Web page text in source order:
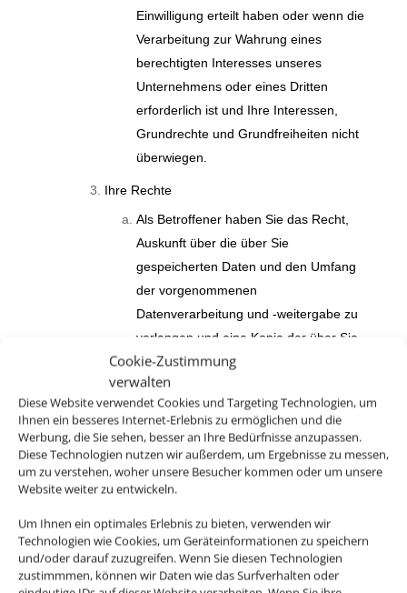
Cookie-Zustimmung
verwalten
Diese Website verwendet Cookies und Targeting Technologien, um
Ihnen ein besseres Internet-Erlebnis zu ermöglichen und die
Werbung, die Sie sehen, besser an Ihre Bedürfnisse anzupassen.
Diese Technologien nutzen wir außerdem, um Ergebnisse zu messen,
um zu verstehen, woher unsere Besucher kommen oder um unsere
Website weiter zu entwickeln.
Um Ihnen ein optimales Erlebnis zu bieten, verwenden wir
Technologien wie Cookies, um Geräteinformationen zu speichern
und/oder darauf zuzugreifen. Wenn Sie diesen Technologien
zustimmmen, können wir Daten wie das Surfverhalten oder
Einwilligung erteilt haben oder wenn die
Verarbeitung zur Wahrung eines
berechtigten Interesses unseres
Unternehmens oder eines Dritten
erforderlich ist und Ihre Interessen,
Grundrechte und Grundfreiheiten nicht
überwiegen.
Ihre Rechte
Als Betroffener haben Sie das Recht,
Auskunft über die über Sie
gespeicherten Daten und den Umfang
der vorgenommenen
Datenverarbeitung und -weitergabe zu
verlangen und eine Kopie der über Sie
gespeicherten personenbezogenen
Daten zu erhalten.
Außerdem haben das Recht,
unverzüglich die Berichtigung Sie
betreffender unrichtiger sowie die
Vervollständigung unvollständiger über
Daten zu verlangen.
Sie haben weiterhin das Recht, die